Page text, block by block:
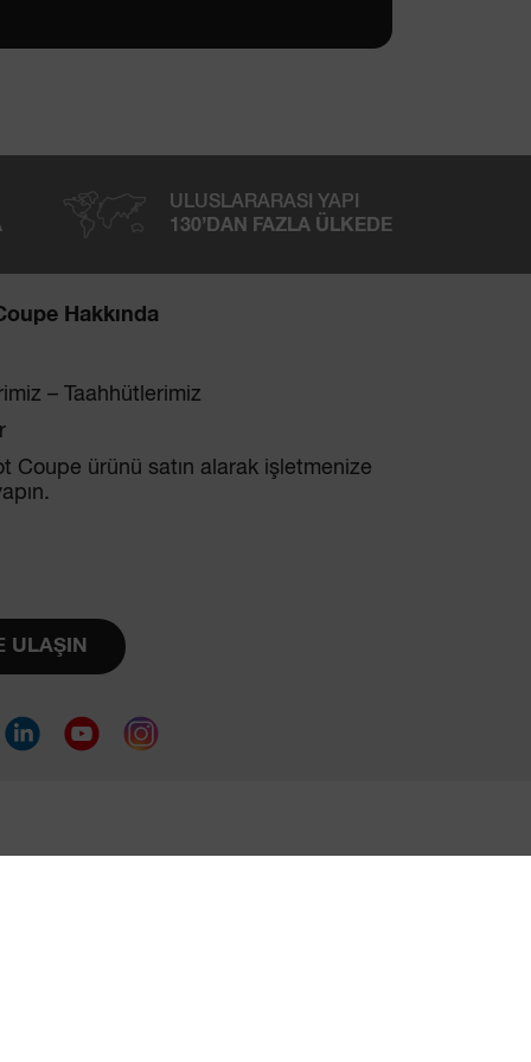
ULUSLARARASI YAPI
130’DAN FAZLA ÜLKEDE
Hakkında
– Taahhütlerimiz
Coupe ürünü satın alarak işletmenize
ULAŞIN